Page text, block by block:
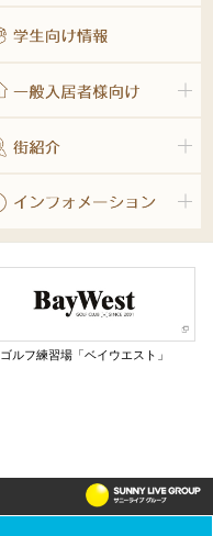
ゴルフ練習場「ベイウエスト」